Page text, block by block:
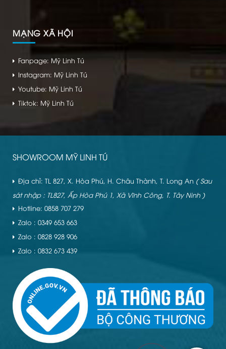
MẠNG XÃ HỘI
Fanpage: Mỹ Linh Tú
Instagram: Mỹ Linh Tú
Youtube: Mỹ Linh Tú
Tiktok: Mỹ Linh Tú
SHOWROOM MỸ LINH TÚ
Địa chỉ: TL 827, X. Hòa Phú, H. Châu Thành, T. Long An ( Sau
sát nhập : TL827, Ấp Hòa Phú 1, Xã Vĩnh Công, T. Tây Ninh )
Hotline: 0858 707 279
Zalo : 0349 653 663
Zalo : 0828 928 906
Zalo : 0832 673 439